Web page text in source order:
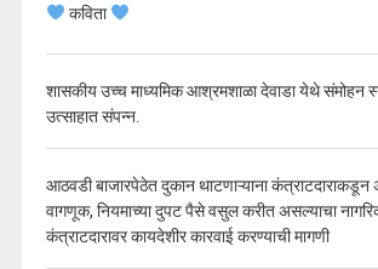
कविता
शासकीय उच्च माध्यमिक आश्रमशाळा देवाडा येथे संमोहन
उत्साहात संपन्न.
आठवडी बाजारपेठेत दुकान थाटणाऱ्याना
वागणूक, नियमाच्या दुपट पैसे वसुल करीत असल्याचा
कंत्राटदारावर कायदेशीर कारवाई करण्याची मागणी